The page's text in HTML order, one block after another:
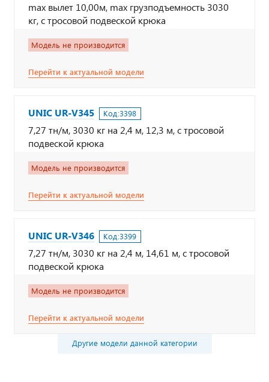
max вылет 10,00м, max грузподъемность 3030
кг, с тросовой подвеской крюка
Модель не производится
Перейти к актуальной модели
UNIC UR-V345 Код:3398
7,27 тн/м, 3030 кг на 2,4 м, 12,3 м, с тросовой
подвеской крюка
Модель не производится
Перейти к актуальной модели
UNIC UR-V346 Код:3399
7,27 тн/м, 3030 кг на 2,4 м, 14,61 м, с тросовой
подвеской крюка
Модель не производится
Перейти к актуальной модели
Другие модели данной категории